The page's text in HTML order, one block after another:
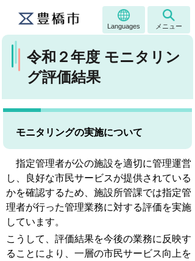
Languages メニュー
令和２年度 モニタリン
グ評価結果
モニタリングの実施について
指定管理者が公の施設を適切に管理運営
し、良好な市民サービスが提供されている
かを確認するため、施設所管課では指定管
理者が行った管理業務に対する評価を実施
しています。
こうして、評価結果を今後の業務に反映す
ることにより、一層の市民サービス向上を